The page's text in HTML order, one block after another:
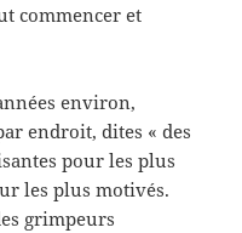
commencer et
environ,
endroit, dites « des
pour les plus
les plus motivés.
grimpeurs